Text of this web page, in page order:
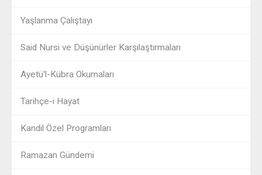
Yaşlanma Çalıştayı
Said Nursi ve Düşünürler Karşılaştırmaları
Ayetü'l-Kübra Okumaları
Tarihçe-i Hayat
Kandil Özel Programları
Ramazan Gündemi